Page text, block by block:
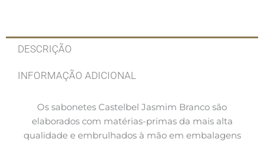
DESCRIÇÃO
INFORMAÇÃO ADICIONAL
Os sabonetes Castelbel Jasmim Branco são
elaborados com matérias-primas da mais alta
qualidade e embrulhados à mão em embalagens